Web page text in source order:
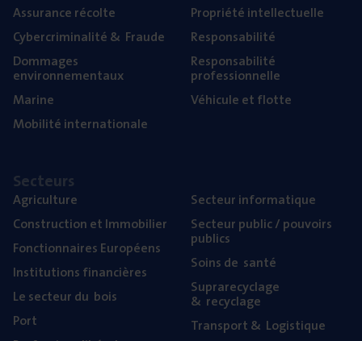
Assu­rance récolte
Cyber­cri­mi­na­li­té& Fraude
Dom­mages
environnementaux
Marine
Mobi­li­té internationale
Pro­prié­té intellectuelle
Res­pon­sa­bi­li­té
Res­pon­sa­bi­li­té
professionnelle
Véhi­cule et flotte
Sec­teurs
Agri­cul­ture
Construc­tion et Immobilier
Fonc­tion­naires Européens
Ins­ti­tu­tions financières
Le sec­teur du bois
Port
Sec­teur informatique
Sec­teur public / pou­voirs
publics
Soins de santé
Supra­re­cy­clage
& recyclage
Trans­port& Logistique